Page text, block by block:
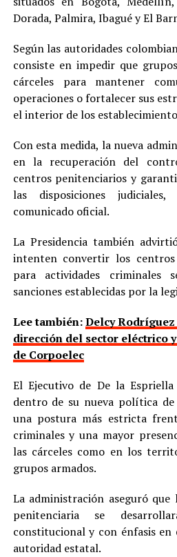
Dorada, Palmira, Ibagué y El
Según las autoridades
consiste en impedir que
cárceles para mantener
operaciones o fortalecer sus
el interior de los
Con esta medida, la nueva
en la recuperación del
centros penitenciarios y
las disposiciones
comunicado oficial.
La Presidencia también
intenten convertir los centros
para actividades criminales
sanciones establecidas por la
Lee también:Delcy
dirección del sector eléctrico
de Corpoelec
El Ejecutivo de De la
dentro de su nueva política
una postura más estricta
criminales y una mayor
las cárceles como en los
grupos armados.
La administración aseguró que
penitenciaria se
constitucional y con énfasis
autoridad estatal.